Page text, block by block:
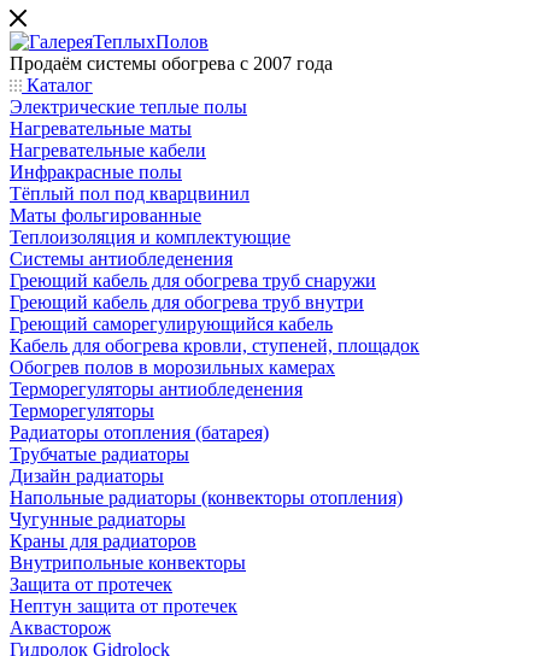
Продаём системы обогрева с 2007 года
Каталог
Электрические теплые полы
Нагревательные маты
Нагревательные кабели
Инфракрасные полы
Тёплый пол под кварцвинил
Маты фольгированные
Теплоизоляция и комплектующие
Системы антиобледенения
Греющий кабель для обогрева труб снаружи
Греющий кабель для обогрева труб внутри
Греющий саморегулирующийся кабель
Кабель для обогрева кровли, ступеней, площадок
Обогрев полов в морозильных камерах
Терморегуляторы антиобледенения
Терморегуляторы
Радиаторы отопления (батарея)
Трубчатые радиаторы
Дизайн радиаторы
Напольные радиаторы (конвекторы отопления)
Чугунные радиаторы
Краны для радиаторов
Внутрипольные конвекторы
Защита от протечек
Нептун защита от протечек
Аквасторож
Гидролок Gidrolock